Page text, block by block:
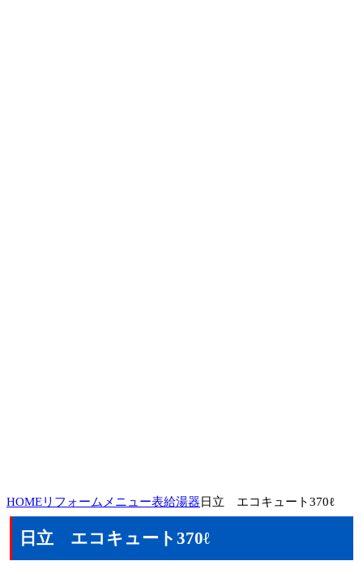
HOMEリフォームメニュー表給湯器 日立 エコキュート370ℓ
日立 エコキュート370ℓ